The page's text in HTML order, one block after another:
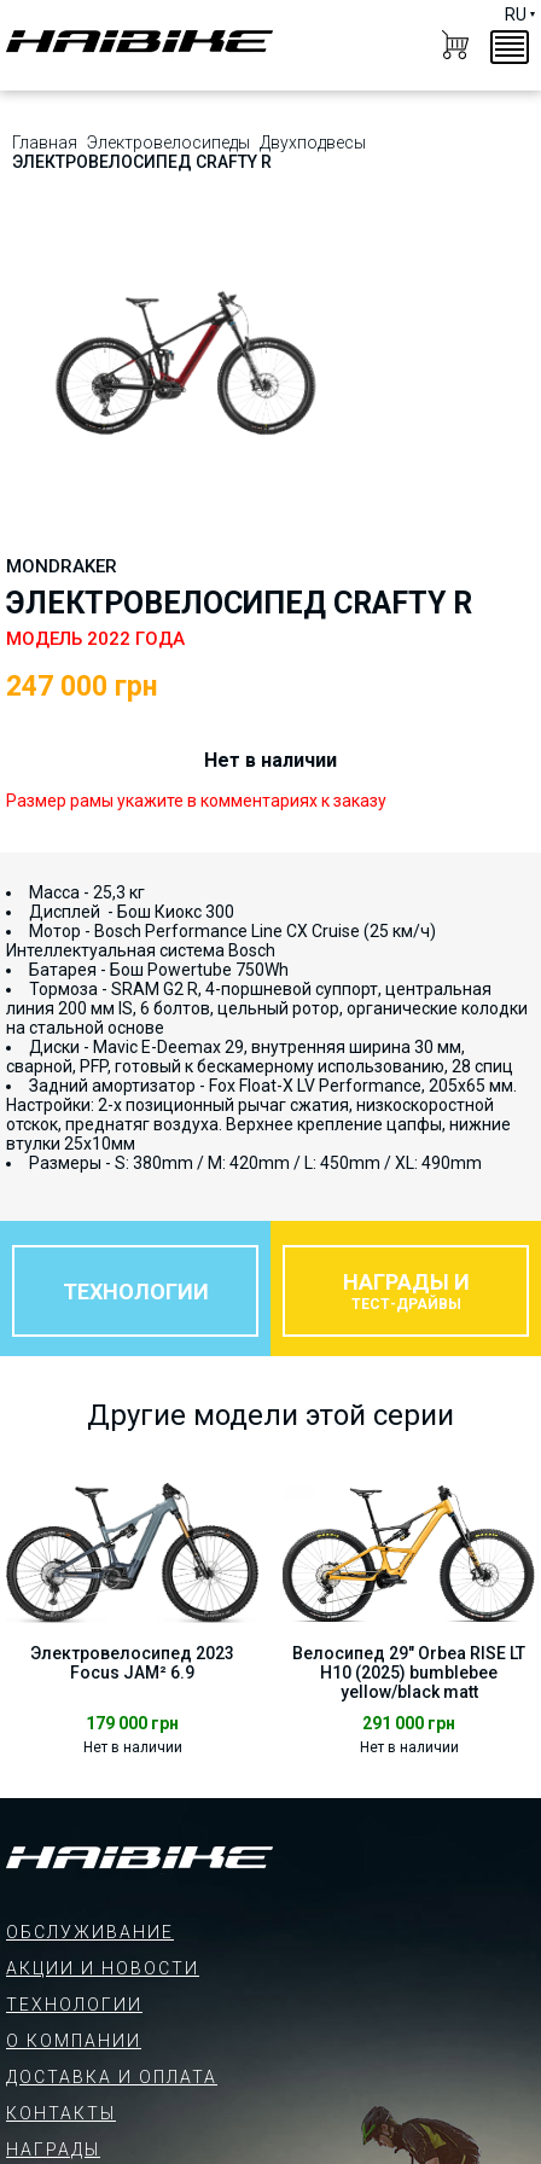
RU
Главная Электровелосипеды
Двухподвесы
ЭЛЕКТРОВЕЛОСИПЕД CRAFTY R
MONDRAKER
ЭЛЕКТРОВЕЛОСИПЕД CRAFTY R
МОДЕЛЬ 2022 ГОДА
247 000 грн
Нет в наличии
Размер рамы укажите в комментариях к заказу
Масса - 25,3 кг
Дисплей - Бош Киокс 300
Мотор - Bosch Performance Line CX Cruise (25 км/ч)
Интеллектуальная система Bosch
Батарея - Бош Powertube 750Wh
Тормоза - SRAM G2 R, 4-поршневой суппорт, центральная
линия 200 мм IS, 6 болтов, цельный ротор, органические колодки
на стальной основе
Диски - Mavic E-Deemax 29, внутренняя ширина 30 мм,
сварной, PFP, готовый к бескамерному использованию, 28 спиц
Задний амортизатор - Fox Float-X LV Performance, 205x65 мм.
Настройки: 2-х позиционный рычаг сжатия, низкоскоростной
отскок, преднатяг воздуха. Верхнее крепление цапфы, нижние
втулки 25x10мм
Размеры - S: 380mm / M: 420mm / L: 450mm / XL: 490mm
ТЕХНОЛОГИИ НАГРАДЫ И
ТЕСТ-ДРАЙВЫ
Другие модели этой серии
Электровелосипед 2023
Focus JAM² 6.9
179 000 грн
Нет в наличии
Велосипед 29" Orbea RISE LT
H10 (2025) bumblebee
yellow/black matt
291 000 грн
Нет в наличии
ОБСЛУЖИВАНИЕ
АКЦИИ И НОВОСТИ
ТЕХНОЛОГИИ
О КОМПАНИИ
ДОСТАВКА И ОПЛАТА
КОНТАКТЫ
НАГРАДЫ